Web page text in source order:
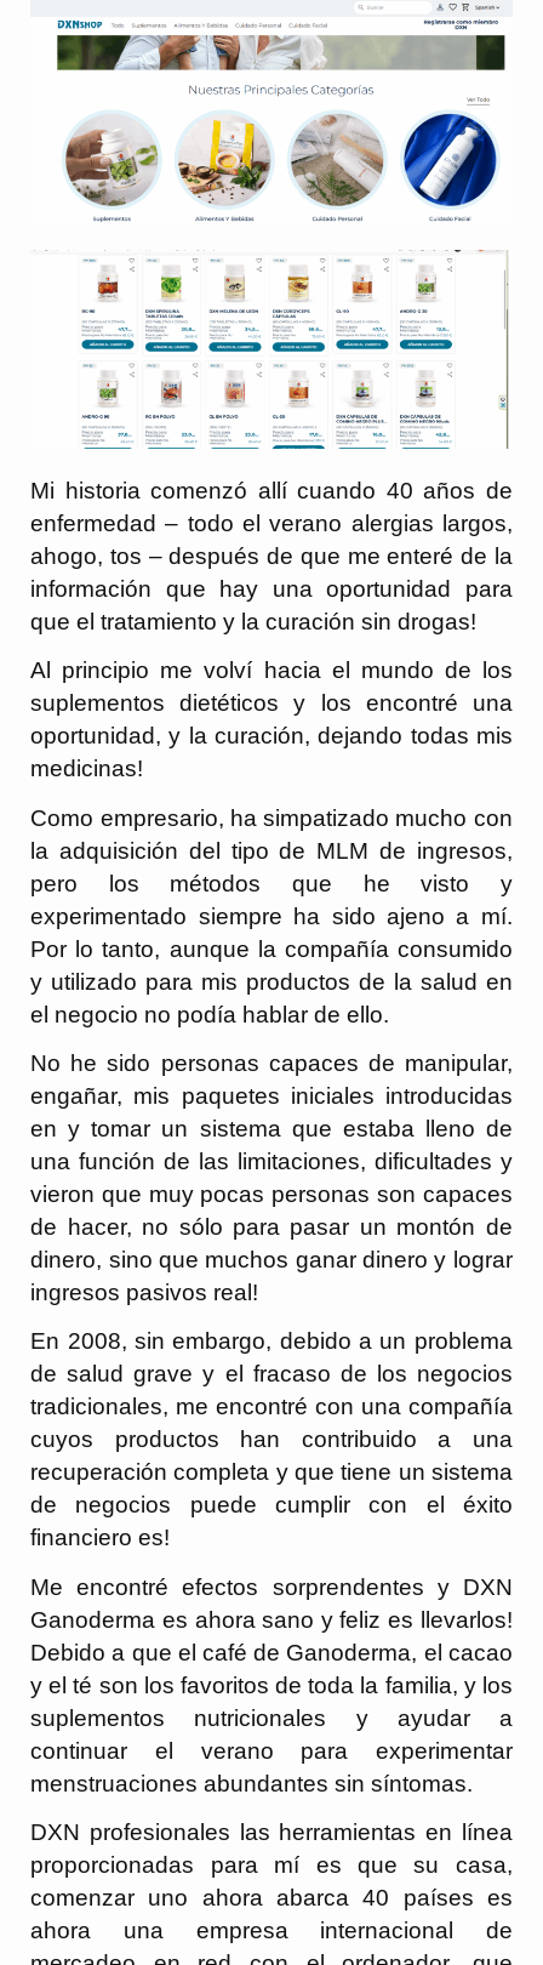
Mi historia comenzó allí cuando 40 años de
enfermedad – todo el verano alergias largos,
ahogo, tos – después de que me enteré de la
información que hay una oportunidad para
que el tratamiento y la curación sin drogas!
Al principio me volví hacia el mundo de los
suplementos dietéticos y los encontré una
oportunidad, y la curación, dejando todas mis
medicinas!
Como empresario, ha simpatizado mucho con
la adquisición del tipo de MLM de ingresos,
pero los métodos que he visto y
experimentado siempre ha sido ajeno a mí.
Por lo tanto, aunque la compañía consumido
y utilizado para mis productos de la salud en
el negocio no podía hablar de ello.
No he sido personas capaces de manipular,
engañar, mis paquetes iniciales introducidas
en y tomar un sistema que estaba lleno de
una función de las limitaciones, dificultades y
vieron que muy pocas personas son capaces
de hacer, no sólo para pasar un montón de
dinero, sino que muchos ganar dinero y lograr
ingresos pasivos real!
En 2008, sin embargo, debido a un problema
de salud grave y el fracaso de los negocios
tradicionales, me encontré con una compañía
cuyos productos han contribuido a una
recuperación completa y que tiene un sistema
de negocios puede cumplir con el éxito
financiero es!
Me encontré efectos sorprendentes y DXN
Ganoderma es ahora sano y feliz es llevarlos!
Debido a que el café de Ganoderma, el cacao
y el té son los favoritos de toda la familia, y los
suplementos nutricionales y ayudar a
continuar el verano para experimentar
menstruaciones abundantes sin síntomas.
DXN profesionales las herramientas en línea
proporcionadas para mí es que su casa,
comenzar uno ahora abarca 40 países es
ahora una empresa internacional de